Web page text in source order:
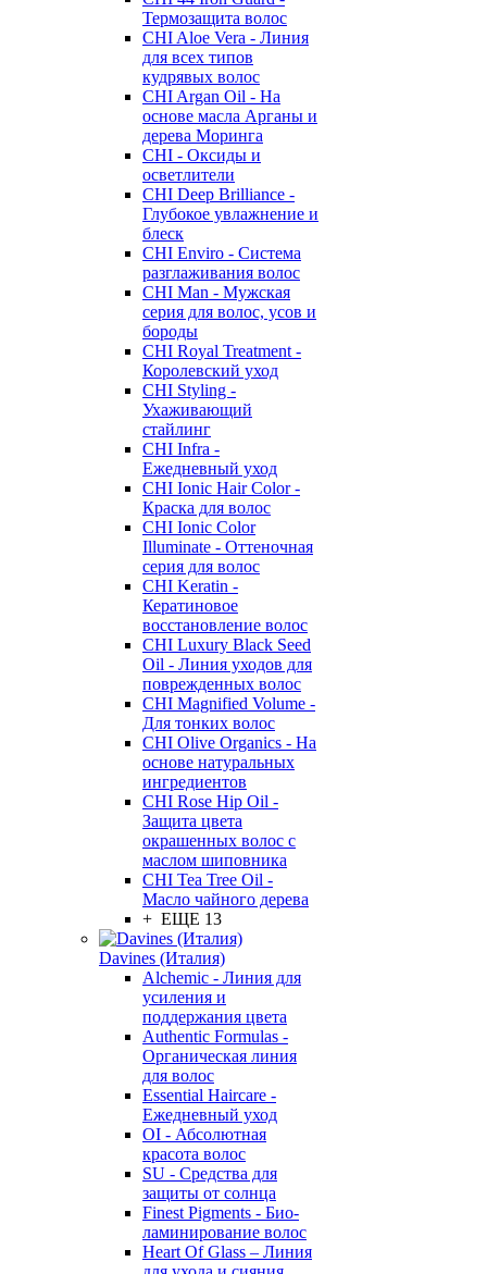
Термозащита волос
CHI Aloe Vera - Линия
для всех типов
кудрявых волос
CHI Argan Oil - На
основе масла Арганы и
дерева Моринга
CHI - Оксиды и
осветлители
CHI Deep Brilliance -
Глубокое увлажнение и
блеск
CHI Enviro - Система
разглаживания волос
CHI Man - Мужская
серия для волос, усов и
бороды
CHI Royal Treatment -
Королевский уход
CHI Styling -
Ухаживающий
стайлинг
CHI Infra -
Ежедневный уход
CHI Ionic Hair Color -
Краска для волос
CHI Ionic Color
Illuminate - Оттеночная
серия для волос
CHI Keratin -
Кератиновое
восстановление волос
CHI Luxury Black Seed
Oil - Линия уходов для
поврежденных волос
CHI Magnified Volume -
Для тонких волос
CHI Olive Organics - На
основе натуральных
ингредиентов
CHI Rose Hip Oil -
Защита цвета
окрашенных волос с
маслом шиповника
CHI Tea Tree Oil -
Масло чайного дерева
+ ЕЩЕ 13
Davines (Италия)
Alchemic - Линия для
усиления и
поддержания цвета
Authentic Formulas -
Органическая линия
для волос
Essential Haircare -
Eжедневный уход
OI - Абсолютная
красота волос
SU - Средства для
защиты от солнца
Finest Pigments - Био-
ламинирование волос
Heart Of Glass – Линия